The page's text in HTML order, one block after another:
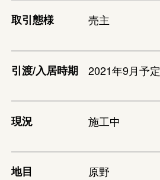
取引態様 売主
引渡/入居時期 2021年9月予定
現況 施工中
地目 原野